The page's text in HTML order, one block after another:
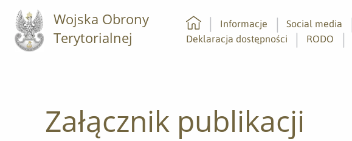
Wojska Obrony
Terytorialnej
Strona główna
Informacje Social media
Deklaracja dostępności
RODO
Załącznik publikacji